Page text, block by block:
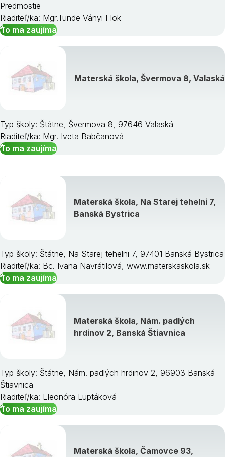
Predmostie
Riaditeľ/ka: Mgr.Tünde Ványi Flok
To ma zaujíma
Materská škola, Švermova 8, Valaská
Typ školy: Štátne, Švermova 8, 97646 Valaská
Riaditeľ/ka: Mgr. Iveta Babčanová
To ma zaujíma
Materská škola, Na Starej tehelni 7,
Banská Bystrica
Typ školy: Štátne, Na Starej tehelni 7, 97401 Banská Bystrica
Riaditeľ/ka: Bc. Ivana Navrátilová, www.materskaskola.sk
To ma zaujíma
Materská škola, Nám. padlých
hrdinov 2, Banská Štiavnica
Typ školy: Štátne, Nám. padlých hrdinov 2, 96903 Banská
Štiavnica
Riaditeľ/ka: Eleonóra Luptáková
To ma zaujíma
Materská škola, Čamovce 93,